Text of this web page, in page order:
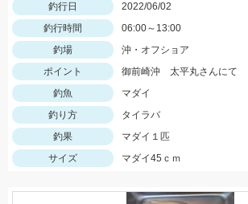
釣行日
2022/06/02
釣行時間
06:00～13:00
釣場
沖・オフショア
ポイント
御前崎沖 太平丸さんにて
釣魚
マダイ
釣り方
タイラバ
釣果
マダイ１匹
サイズ
マダイ45ｃｍ